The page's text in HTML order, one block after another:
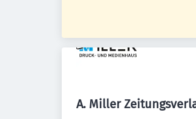
A. Miller